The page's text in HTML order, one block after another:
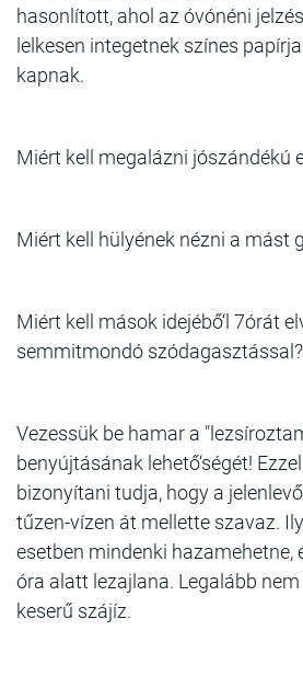
hasonlított, ahol az óvónéni
lelkesen integetnek színes
kapnak.
Miért kell megalázni jószándékú
Miért kell hülyének nézni a mást
Miért kell mások idejébő‘l 7órát
semmitmondó szódagasztással?
Vezessük be hamar a
benyújtásának lehető‘ségét!
bizonyítani tudja, hogy a
tűzen-vízen át mellette szavaz.
esetben mindenki hazamehetne,
óra alatt lezajlana. Legalább
keserű szájíz.